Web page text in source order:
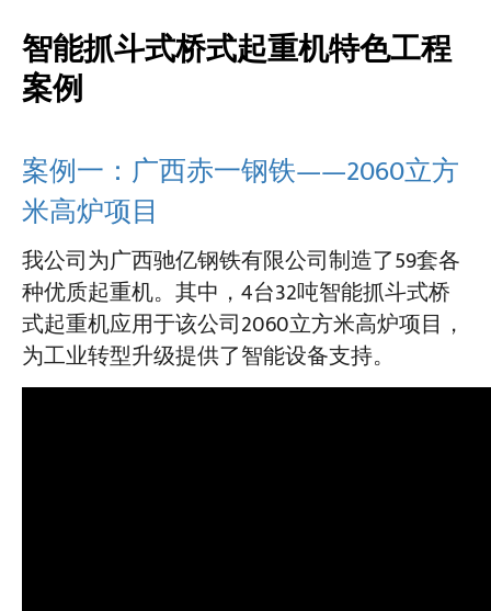
智能抓斗式桥式起重机特色工程
案例
案例一：广西赤一钢铁——2060立方
米高炉项目
我公司为广西驰亿钢铁有限公司制造了59套各
种优质起重机。其中，4台32吨智能抓斗式桥
式起重机应用于该公司2060立方米高炉项目，
为工业转型升级提供了智能设备支持。